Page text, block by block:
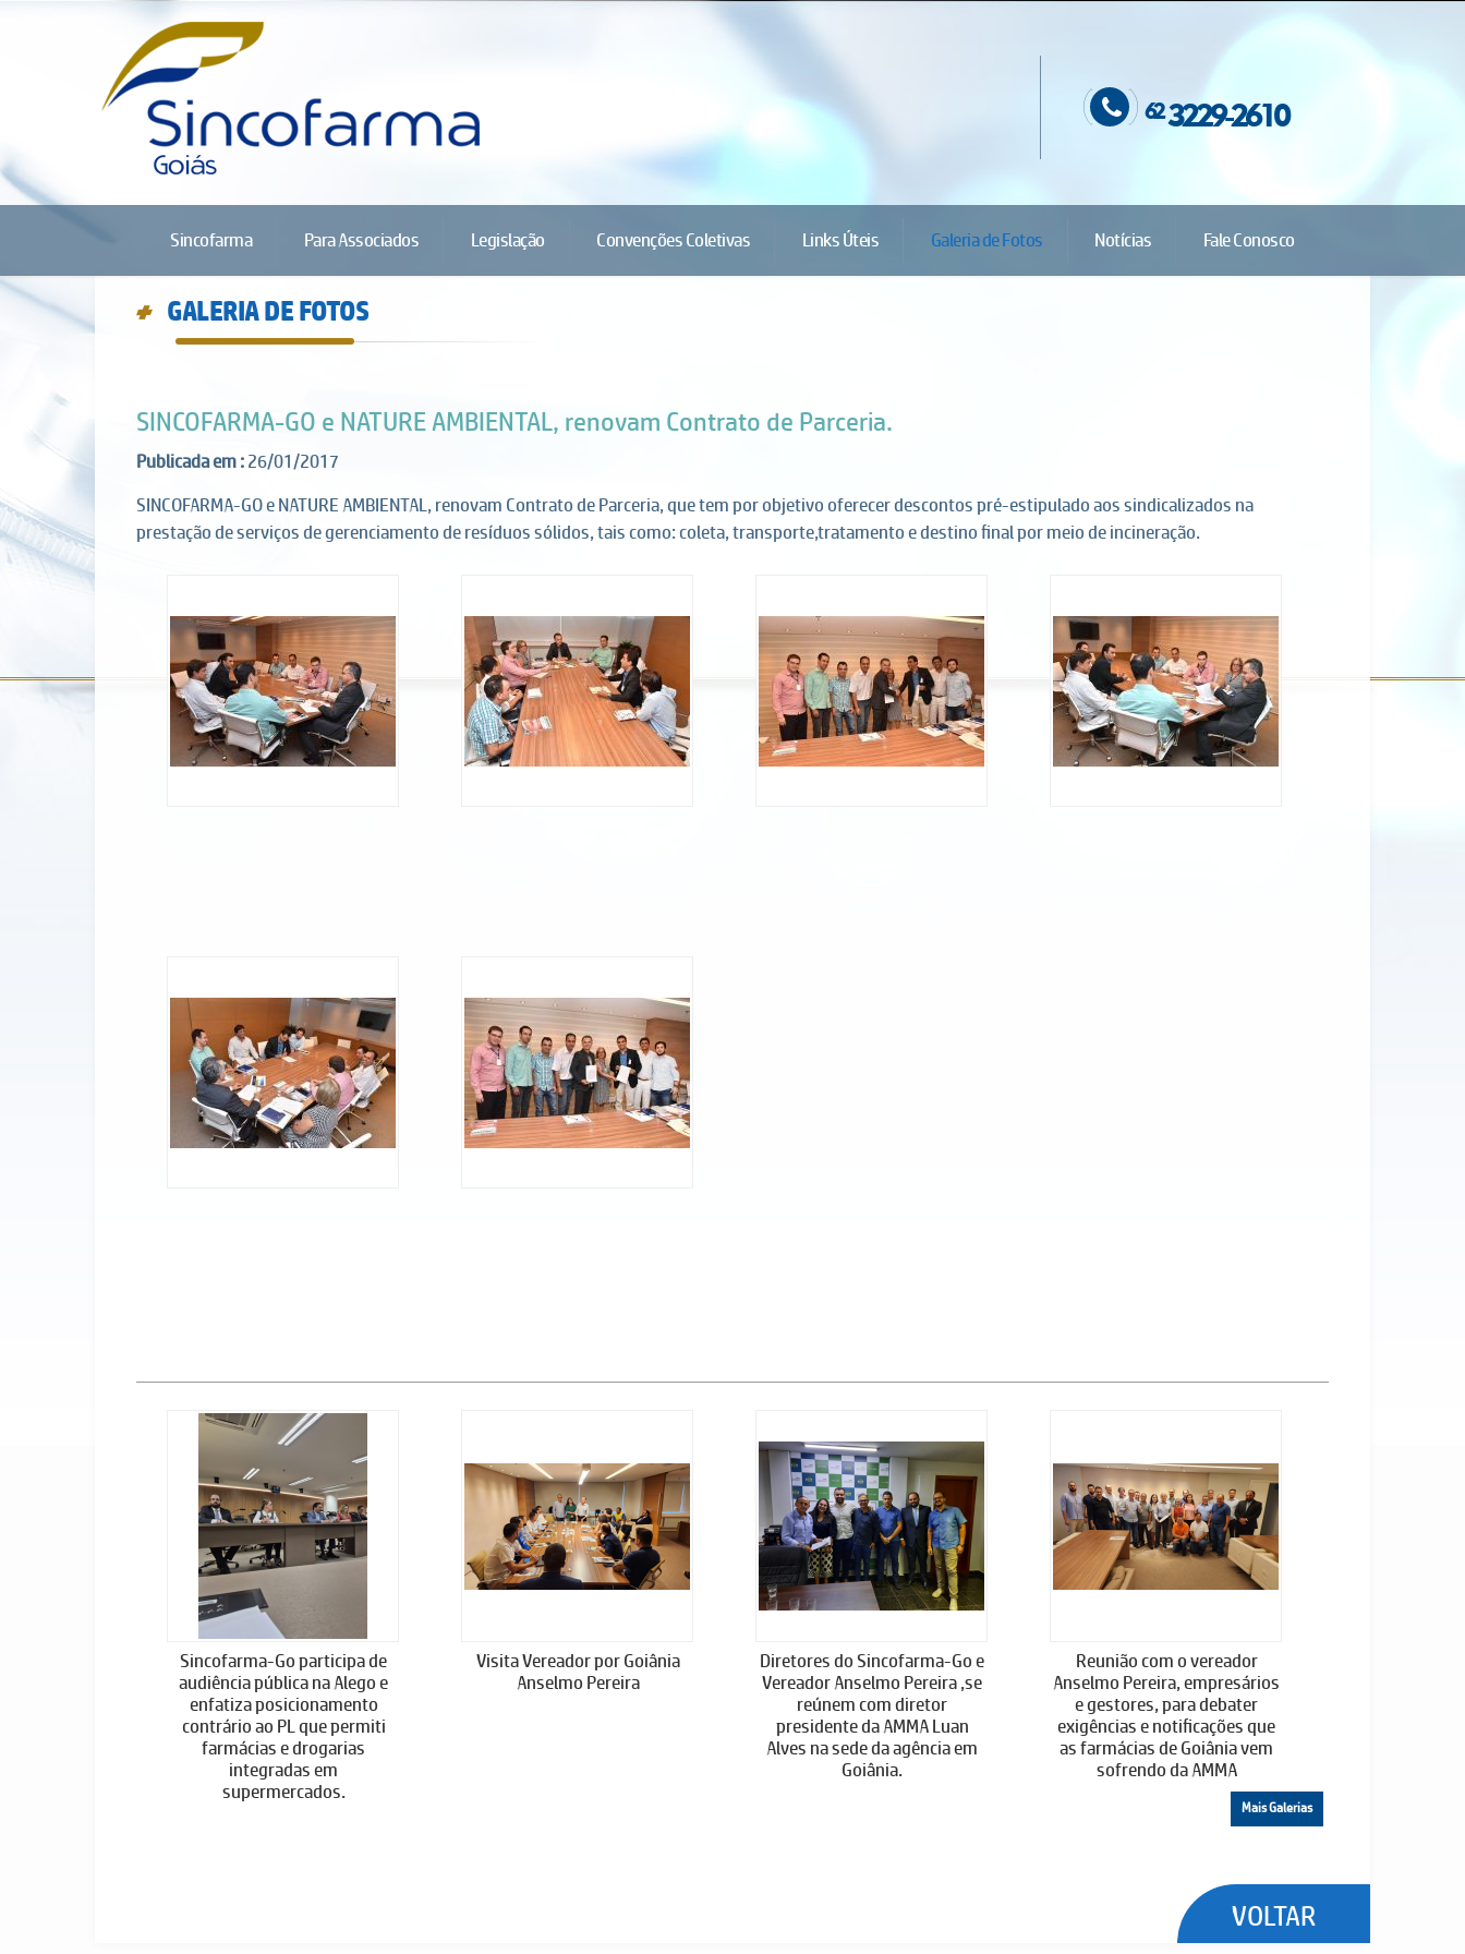
e 623229-2610
Sincofarma Para Associados Legislação Convenções Coletivas Links Úteis Galeria de Fotos Notícias Fale Conosco
d GALERIA DE FOTOS
SINCOFARMA-GO e NATURE AMBIENTAL, renovam Contrato de Parceria.
Publicada em :26/01/2017
SINCOFARMA-GO e NATURE AMBIENTAL, renovam Contrato de Parceria, que tem por objetivo oferecer descontos pré-estipulado aos sindicalizados na
prestação de serviços de gerenciamento de resíduos sólidos, tais como: coleta, transporte,tratamento e destino final por meio de incineração.
Sincofarma-Go participa de
audiência pública na Alego e
enfatiza posicionamento
contrário ao PL que permiti
farmácias e drogarias
integradas em
supermercados.
Visita Vereador por Goiânia
Anselmo Pereira
Diretores do Sincofarma-Go e
Vereador Anselmo Pereira ,se
reúnem com diretor
presidente da AMMA Luan
Alves na sede da agência em
Goiânia.
Reunião com o vereador
Anselmo Pereira, empresários
e gestores, para debater
exigências e notificações que
as farmácias de Goiânia vem
sofrendo da AMMA
Mais Galerias
VOLTAR